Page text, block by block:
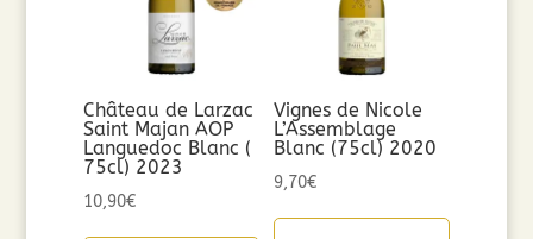
Château de Larzac
Saint Majan AOP
Languedoc Blanc (
75cl) 2023
10,90€
Vignes de Nicole
L’Assemblage
Blanc (75cl) 2020
9,70€